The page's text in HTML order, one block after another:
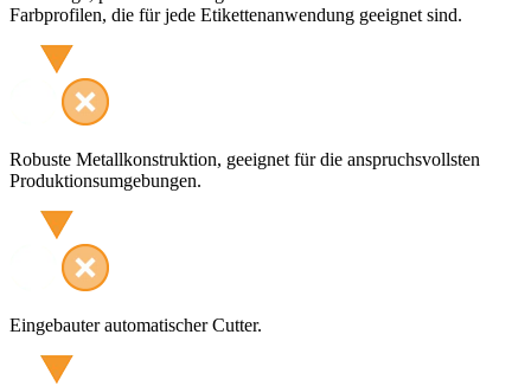
Farbprofilen, die für jede Etikettenanwendung geeignet sind.
Robuste Metallkonstruktion, geeignet für die anspruchsvollsten
Produktionsumgebungen.
Eingebauter automatischer Cutter.